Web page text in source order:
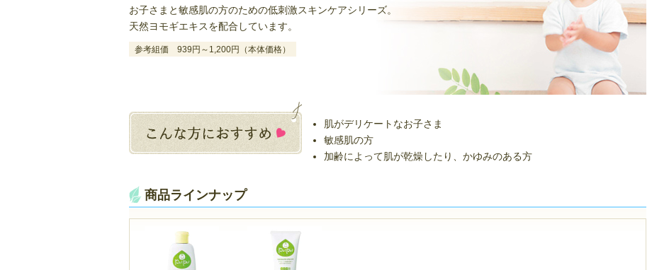
お子さまと敏感肌の方のための低刺激スキンケアシリーズ。
天然ヨモギエキスを配合しています。
参考組価 939円～1,200円（本体価格）
肌がデリケートなお子さま
敏感肌の方
加齢によって肌が乾燥したり、かゆみのある方
商品ラインナップ